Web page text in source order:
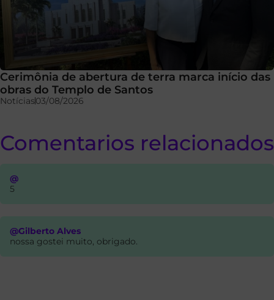
Cerimônia de abertura de terra marca início das
obras do Templo de Santos
Notícias03/08/2026
Comentarios relacionados
@
5
@Gilberto Alves
nossa gostei muito, obrigado.